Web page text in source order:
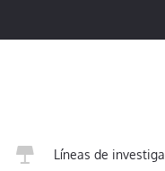
Líneas de